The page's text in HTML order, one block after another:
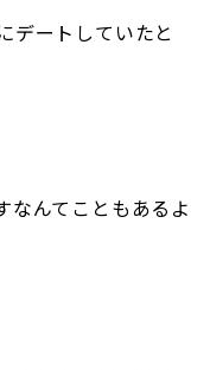
デートしていたと
なんてこともあるよ